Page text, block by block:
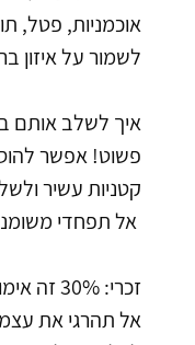
אוכמניות, פטל,
לשמור על איזון
איך לשלב אותם
פשוט! אפשר
קטניות עשיר
זכרי: 30% זה אימונים, 70% זה תזונה!
אל תהרגי את